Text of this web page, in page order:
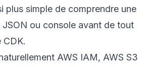
plus simple de comprendre une
JSON ou console avant de tout
CDK.
AWS IAM, AWS S3